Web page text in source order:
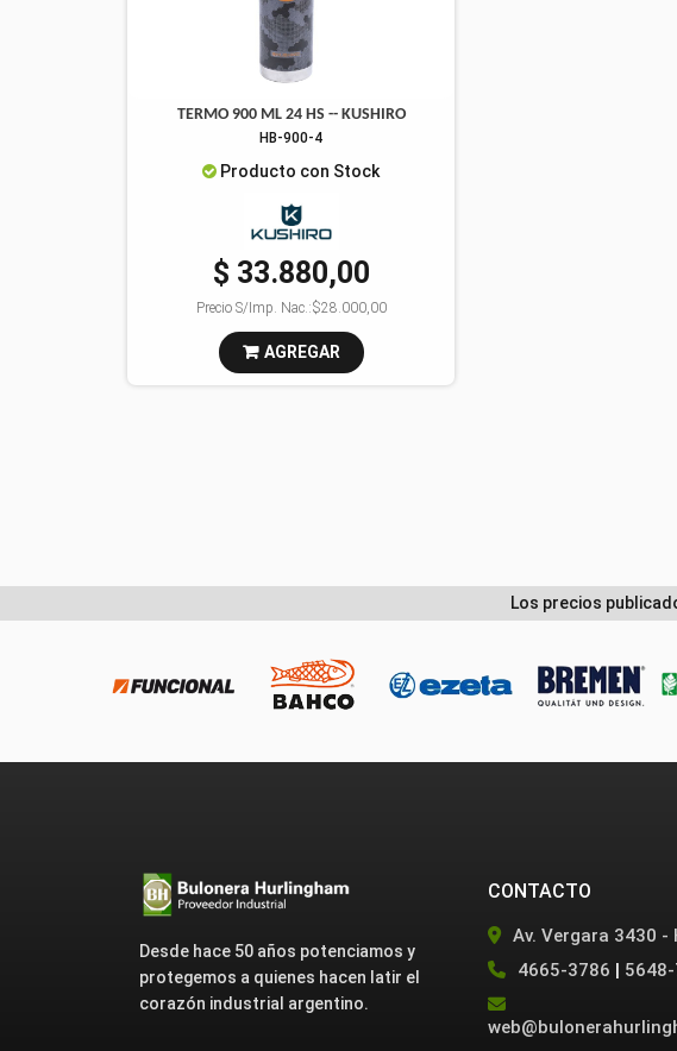
TERMO 900 ML 24 HS -- KUSHIRO
HB-900-4
Producto con Stock
$ 33.880,00
Precio S/Imp. Nac.:$28.000,00
AGREGAR
Los precios
Desde hace 50 años potenciamos y
protegemos a quienes hacen latir el
corazón industrial argentino.
CONTACTO
Av. Vergara 3430 -
4665-3786 |